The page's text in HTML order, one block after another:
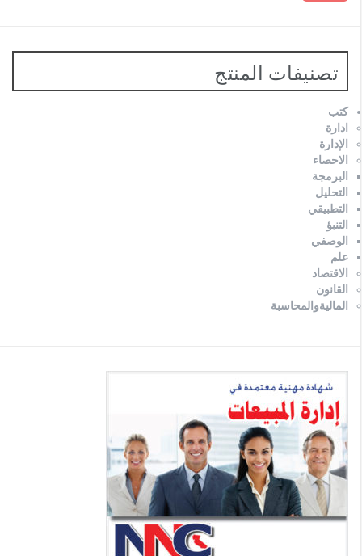
تصنيفات المنتج
كتب
ادارة
الإدارة
الاحصاء
البرمجة
التحليل
التطبيقي
التنبؤ
الوصفي
علم
الاقتصاد
القانون
الماليةوالمحاسبة